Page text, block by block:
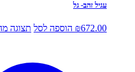
עגיל זהב- גל
₪672.00 הוספה לסל תצוגה